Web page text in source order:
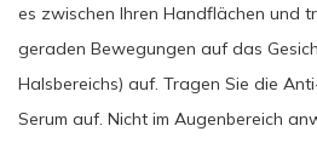
es zwischen Ihren Handflächen und
geraden Bewegungen auf das
Halsbereichs) auf. Tragen Sie die
Serum auf. Nicht im Augenbereich